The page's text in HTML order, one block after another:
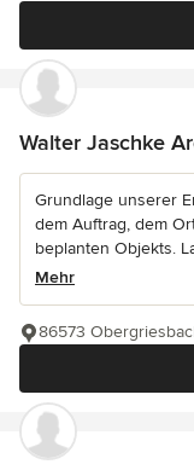
Walter Jaschke
Grundlage unserer
dem Auftrag, dem
beplanten Objekts.
Mehr
86573